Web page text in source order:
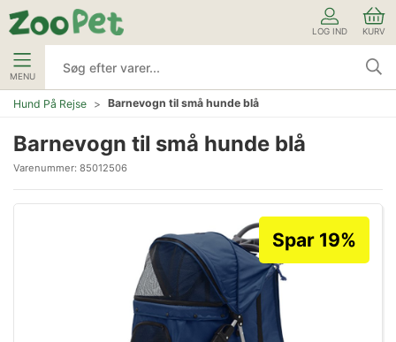
LOG IND KURV
MENU
Hund På Rejse Barnevogn til små hunde blå
Barnevogn til små hunde blå
Varenummer: 85012506
Spar 19%